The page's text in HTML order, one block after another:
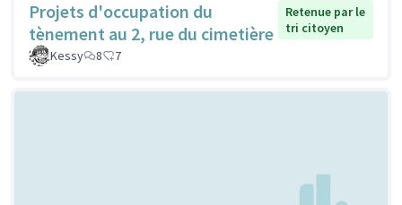
Projets d'occupation du
tènement au 2, rue du cimetière
Retenue par le
tri citoyen
Kessy
8 7